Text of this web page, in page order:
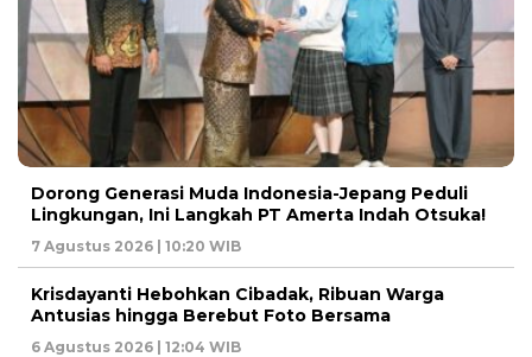
Dorong Generasi Muda Indonesia-Jepang Peduli
Lingkungan, Ini Langkah PT Amerta Indah Otsuka!
7 Agustus 2026 | 10:20 WIB
Krisdayanti Hebohkan Cibadak, Ribuan Warga
Antusias hingga Berebut Foto Bersama
6 Agustus 2026 | 12:04 WIB